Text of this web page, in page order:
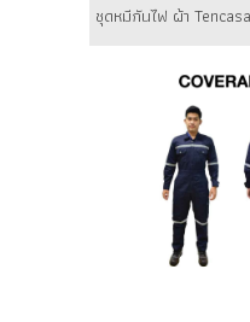
ชุดหมีกันไฟ ผ้า